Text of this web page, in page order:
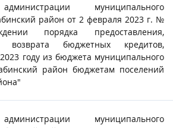
муниципального
район от 2 февраля 2023 г. №
порядка предоставления,
возврата бюджетных кредитов,
году из бюджета муниципального
район бюджетам поселений
муниципального